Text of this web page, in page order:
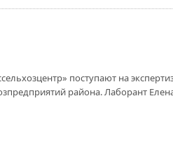
поступают на
района. Лаборант